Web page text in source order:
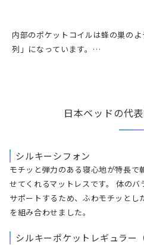
内部のポケットコイルは蜂の巣の
列」になっています。
日本ベッドの代
シルキーシフォン
モチッと弾力のある寝心地が特長で
せてくれるマットレスです。 体の
サポートするため、ふわモチッと
を組み合わせました。
シルキーポケットレギュラー